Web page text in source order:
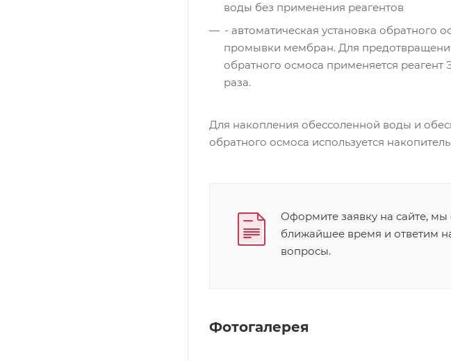
воды без применения реагентов
- автоматическая установка
промывки мембран. Для
обратного осмоса применяется
раза.
Для накопления обессоленной воды и
обратного осмоса используется
Оформите заявку на сайте,
ближайшее время и ответим
вопросы.
Фотогалерея